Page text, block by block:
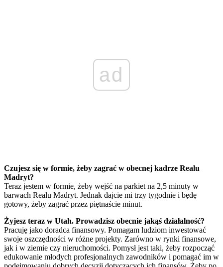
ad
Czujesz się w formie, żeby zagrać w obecnej kadrze Realu
Madryt?
Teraz jestem w formie, żeby wejść na parkiet na 2,5 minuty w
barwach Realu Madryt. Jednak dajcie mi trzy tygodnie i będę
gotowy, żeby zagrać przez piętnaście minut.
Żyjesz teraz w Utah. Prowadzisz obecnie jakąś działalność?
Pracuję jako doradca finansowy. Pomagam ludziom inwestować
swoje oszczędności w różne projekty. Zarówno w rynki finansowe,
jak i w ziemie czy nieruchomości. Pomysł jest taki, żeby rozpocząć
edukowanie młodych profesjonalnych zawodników i pomagać im w